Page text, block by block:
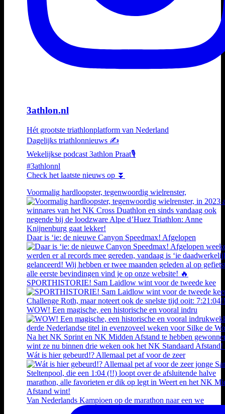
3athlon.nl
Hét grootste triathlonplatform van Nederland
Dagelijks triathlonnieuws ✍️
Wekelijkse podcast 3athlon Praat🎙️
#3athlonnl
Check het laatste nieuws op ⏬
Voormalig hardloopster, tegenwoordig wielrenster,
Daar is ‘ie: de nieuwe Canyon Speedmax! Afgelopen
SPORTHISTORIE! Sam Laidlow wint voor de tweede kee
WOW! Een magische, een historische en vooral indru
Wát is hier gebeurd!? Allemaal pet af voor de zeer
Van Nederlands Kampioen op de marathon naar een we